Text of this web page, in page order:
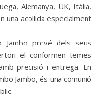
Alemanya, UK, Itàlia,
una acollida especialment
Jambo prové dels seus
el conformen temes
precisió i entrega. En
Jambo, és una comunió